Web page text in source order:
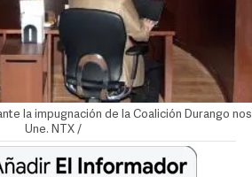
la impugnación de la Coalición Durango nos
Une. NTX /